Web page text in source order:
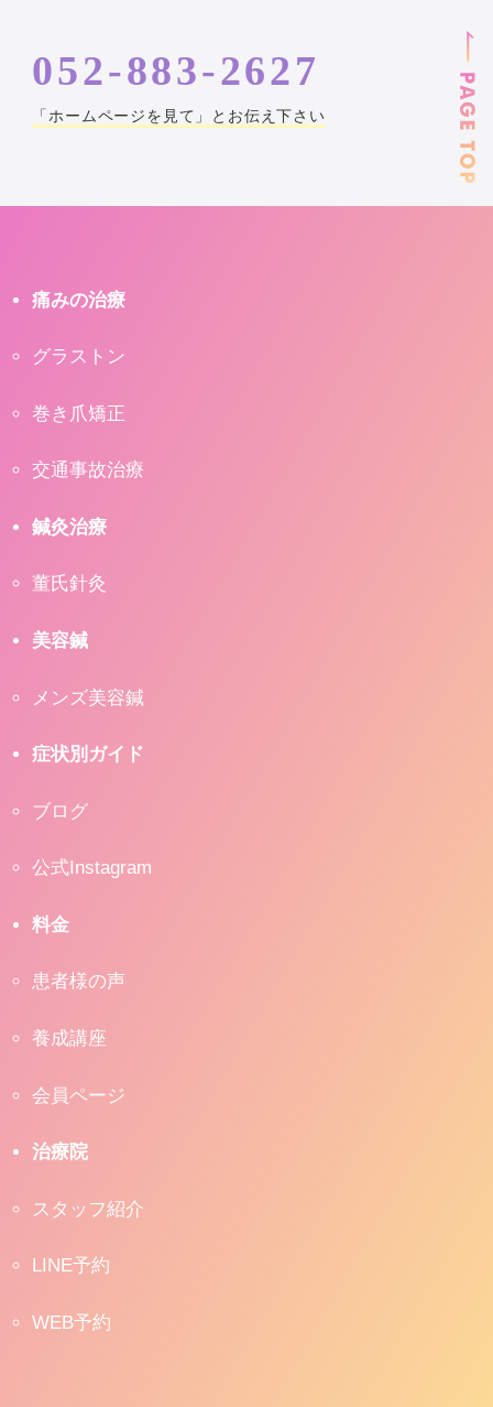
052-883-2627
「ホームページを見て」とお伝え下さい
痛みの治療
グラストン
巻き爪矯正
交通事故治療
鍼灸治療
董氏針灸
美容鍼
メンズ美容鍼
症状別ガイド
ブログ
公式Instagram
料金
患者様の声
養成講座
会員ページ
治療院
スタッフ紹介
LINE予約
WEB予約